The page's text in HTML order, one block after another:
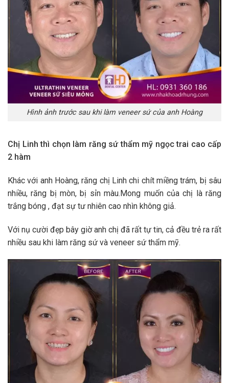
Hình ảnh trước sau khi làm veneer sứ của anh Hoàng
Chị Linh thì chọn làm răng sứ thẩm mỹ ngọc trai cao cấp
2 hàm
Khác với anh Hoàng, răng chị Linh chi chít miềng trám, bị sâu
nhiều, răng bị mòn, bị sỉn màu.Mong muốn của chị là răng
trắng bóng , đạt sự tư nhiên cao nhìn không giả.
Với nụ cười đẹp bây giờ anh chị đã rất tự tin, cả đều trẻ ra rất
nhiều sau khi làm răng sứ và veneer sứ thẩm mỹ.